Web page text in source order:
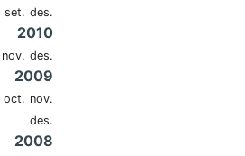
set. des.
2010
nov. des.
2009
oct. nov.
des.
2008